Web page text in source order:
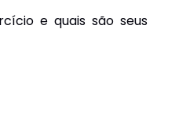
e quais são seus